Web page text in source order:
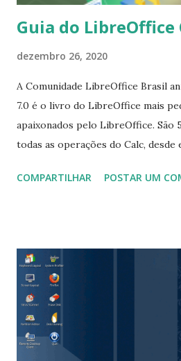
4MLinux Serv...
Guia do LibreOffice
dezembro 26, 2020
A Comunidade LibreOffice Brasil
7.0 é o livro do LibreOffice mais
apaixonados pelo LibreOffice. São
todas as operações do Calc, desde
dinâmica, filtragem, banco de
COMPARTILHAR POSTAR UM